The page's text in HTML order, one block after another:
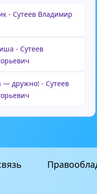
- Сутеев Владимир
- Сутеев
— дружно! - Сутеев